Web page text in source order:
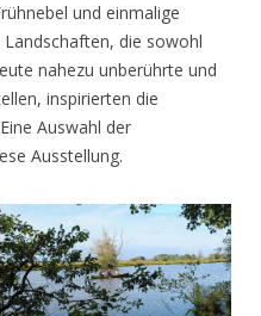
und einmalige
die sowohl
nahezu unberührte und
inspirierten die
Auswahl der
Ausstellung.